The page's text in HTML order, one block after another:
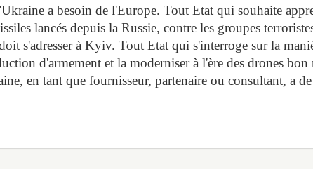
a besoin de l'Europe. Tout Etat qui souhaite
lancés depuis la Russie, contre les groupes
s'adresser à Kyiv. Tout Etat qui s'interroge sur la
d'armement et la moderniser à l'ère des drones bon
en tant que fournisseur, partenaire ou consultant, a de